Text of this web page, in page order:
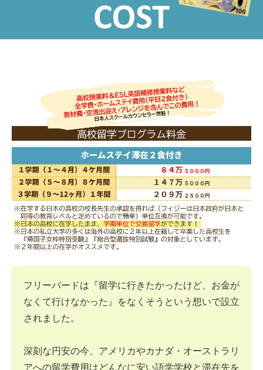
フリーバードは『留学に行きたかったけど、お金が
なくて行けなかった』をなくそうという想いで設立
されました。
深刻な円安の今、アメリカやカナダ・オーストラリ
アへの留学費用はどんなに安い語学学校と滞在先を